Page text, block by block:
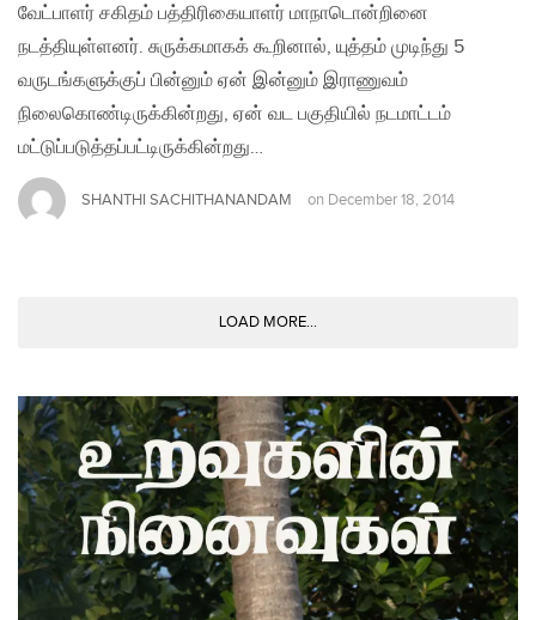
வேட்பாளர் சகிதம் பத்திரிகையாளர் மாநாடொன்றினை
நடத்தியுள்ளனர். சுருக்கமாகக் கூறினால், யுத்தம் முடிந்து 5
வருடங்களுக்குப் பின்னும் ஏன் இன்னும் இராணுவம்
நிலைகொண்டிருக்கின்றது, ஏன் வட பகுதியில் நடமாட்டம்
மட்டுப்படுத்தப்பட்டிருக்கின்றது…
SHANTHI SACHITHANANDAM on December 18, 2014
LOAD MORE...